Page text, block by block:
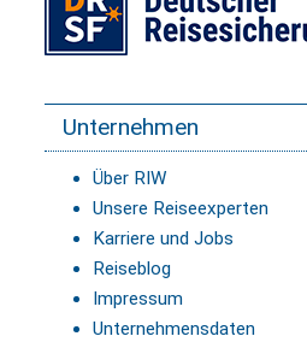
Unternehmen
Über RIW
Unsere Reiseexperten
Karriere und Jobs
Reiseblog
Impressum
Unternehmensdaten